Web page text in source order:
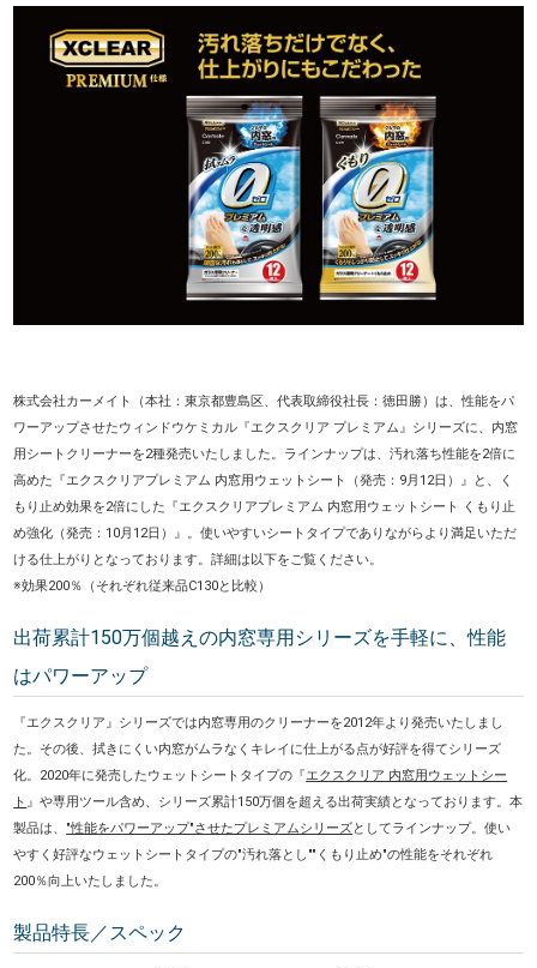
株式会社カーメイト（本社：東京都豊島区、代表取締役社長：徳田勝）は、性能をパ
ワーアップさせたウィンドウケミカル『エクスクリア プレミアム』シリーズに、内窓
用シートクリーナーを2種発売いたしました。ラインナップは、汚れ落ち性能を2倍に
高めた『エクスクリアプレミアム 内窓用ウェットシート（発売：9月12日）』と、く
もり止め効果を2倍にした『エクスクリアプレミアム 内窓用ウェットシート くもり止
め強化（発売：10月12日）』。使いやすいシートタイプでありながらより満足いただ
ける仕上がりとなっております。詳細は以下をご覧ください。
※効果200％（それぞれ従来品C130と比較）
出荷累計150万個越えの内窓専用シリーズを手軽に、性能
はパワーアップ
『エクスクリア』シリーズでは内窓専用のクリーナーを2012年より発売いたしまし
た。その後、拭きにくい内窓がムラなくキレイに仕上がる点が好評を得てシリーズ
化。2020年に発売したウェットシートタイプの『エクスクリア 内窓用ウェットシー
ト 』や専用ツール含め、シリーズ累計150万個を超える出荷実績となっております。本
製品は、 "性能をパワーアップ"させたプレミアムシリーズとしてラインナップ。使い
やすく好評なウェットシートタイプの"汚れ落とし""くもり止め"の性能をそれぞれ
200％向上いたしました。
製品特長／スペック